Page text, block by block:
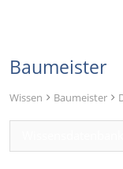
Baumeister
Wissen Baumeister